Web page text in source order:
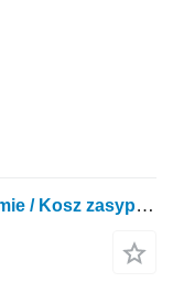
Rolmet Vorratsbunker / Hopper / Trémie / Kosz zasypowy